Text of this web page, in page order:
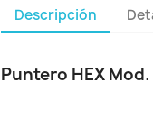
Descripción
Puntero HEX Mod.